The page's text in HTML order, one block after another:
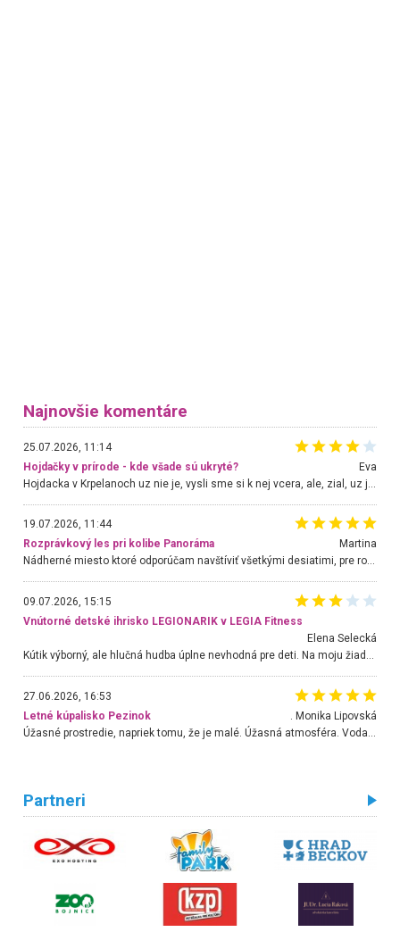
Najnovšie komentáre
25.07.2026, 11:14
Hojdačky v prírode - kde všade sú ukryté?
Eva
19.07.2026, 11:44
Rozprávkový les pri kolibe Panoráma
Martina
Nádherné miesto ktoré odporúčam navštíviť všetkými desiatimi, pre rodiny s deťmi, dôchodcom... Proste a jednoducho ozaj rozprávkový les.. určite ešte prídeme. Odniesli sme si na pamiatku krásne tričká,
09.07.2026, 15:15
Vnútorné detské ihrisko LEGIONARIK v LEGIA Fitness
Elena Selecká
Kútik výborný, ale hlučná hudba úplne nevhodná pre deti. Na moju žiadosť o aspoň sušenie nereagovali.
27.06.2026, 16:53
Letné kúpalisko Pezinok
. Monika Lipovská
Úžasné prostredie, napriek tomu, že je malé. Úžasná atmosféra. Voda fantastická a nádherná. Ľudí je pomerne veľa, ale su mili a ohľaduplní. Je veľmi zaujímavé sledovať, ako dokážu spolu športovať cudzí ľudia a bez ohľadu na vek. Vládne tu pohoda. Vnuka neviem dostať z vody. Ďakujem za krásny deň . Urcite sa sem vrátim. Jediný problém je s parkovaním, ale aj ten sa mi podarilo vyriešiť. Monika Bratislava
Partneri